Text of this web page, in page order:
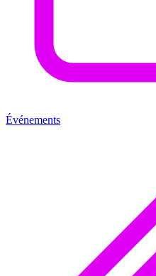
Événements